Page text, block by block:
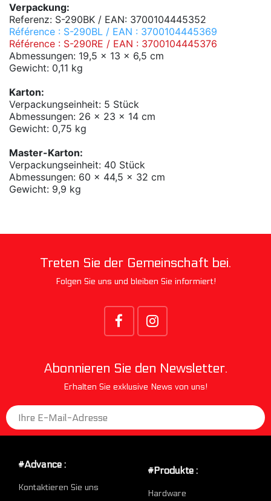
Verpackung:
Referenz: S-290BK / EAN: 3700104445352
Référence : S-290BL / EAN : 3700104445369
Référence : S-290RE / EAN : 3700104445376
Abmessungen: 19,5 x 13 x 6,5 cm
Gewicht: 0,11 kg
Karton:
Verpackungseinheit: 5 Stück
Abmessungen: 26 x 23 x 14 cm
Gewicht: 0,75 kg
Master-Karton:
Verpackungseinheit: 40 Stück
Abmessungen: 60 x 44,5 x 32 cm
Gewicht: 9,9 kg
Treten Sie der Gemeinschaft bei.
Folgen Sie uns und bleiben Sie informiert!
Abonnieren Sie den Newsletter.
Erhalten Sie exklusive News von uns!
#Advance :
Kontaktieren Sie uns
#Produkte :
Hardware